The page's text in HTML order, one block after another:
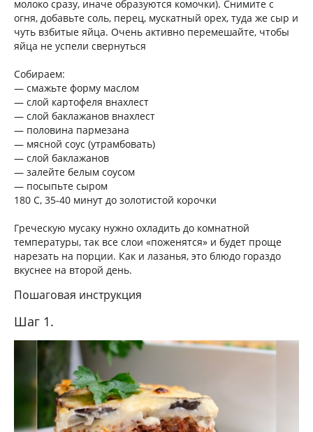
молоко сразу, иначе образуются комочки). Снимите с
огня, добавьте соль, перец, мускатный орех, туда же сыр и
чуть взбитые яйца. Очень активно перемешайте, чтобы
яйца не успели свернуться
Собираем:
— смажьте форму маслом
— слой картофеля внахлест
— слой баклажанов внахлест
— половина пармезана
— мясной соус (утрамбовать)
— слой баклажанов
— залейте белым соусом
— посыпьте сыром
180 С, 35-40 минут до золотистой корочки
Греческую мусаку нужно охладить до комнатной
температуры, так все слои «поженятся» и будет проще
нарезать на порции. Как и лазанья, это блюдо гораздо
вкуснее на второй день.
Пошаговая инструкция
Шаг 1.